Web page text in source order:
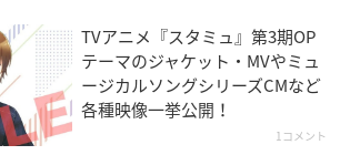
TVアニメ『スタミュ』第3期OP
テーマのジャケット・MVやミュ
ージカルソングシリーズCMなど
各種映像一挙公開！
1コメント